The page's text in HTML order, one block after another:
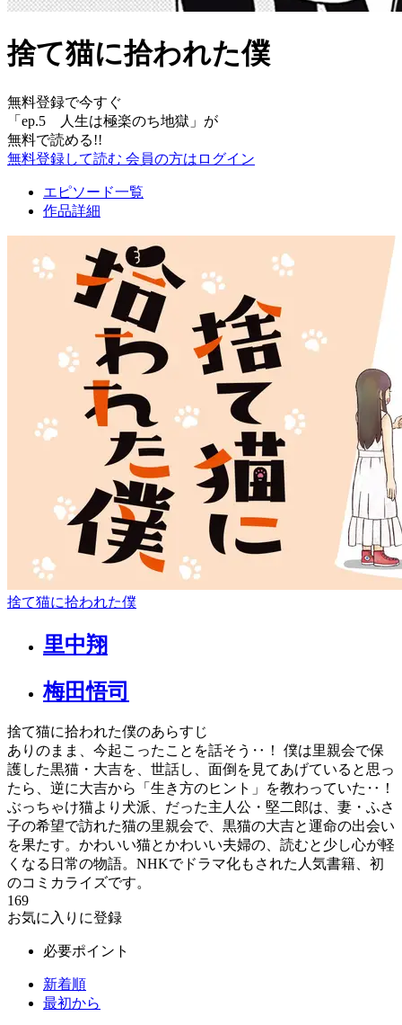
捨て猫に拾われた僕
無料登録で今すぐ
「 ep.5 人生は極楽のち地獄 」が
無料で読める!!
無料登録して読む 会員の方はログイン
エピソード一覧
作品詳細
捨て猫に拾われた僕
里中翔
梅田悟司
捨て猫に拾われた僕のあらすじ
ありのまま、今起こったことを話そう‥！ 僕は里親会で保
護した黒猫・大吉を、世話し、面倒を見てあげていると思っ
たら、逆に大吉から「生き方のヒント」を教わっていた‥！
ぶっちゃけ猫より犬派、だった主人公・堅二郎は、妻・ふさ
子の希望で訪れた猫の里親会で、黒猫の大吉と運命の出会い
を果たす。かわいい猫とかわいい夫婦の、読むと少し心が軽
くなる日常の物語。NHKでドラマ化もされた人気書籍、初
のコミカライズです。
169
お気に入りに登録
必要ポイント
新着順
最初から